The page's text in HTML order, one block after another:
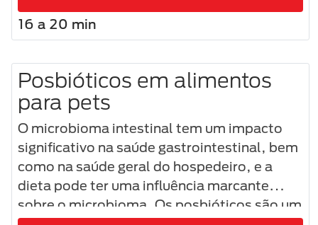
16 a 20 min
Posbióticos em alimentos
para pets
O microbioma intestinal tem um impacto
significativo na saúde gastrointestinal, bem
como na saúde geral do hospedeiro, e a
dieta pode ter uma influência marcante
sobre o microbioma. Os posbióticos são um